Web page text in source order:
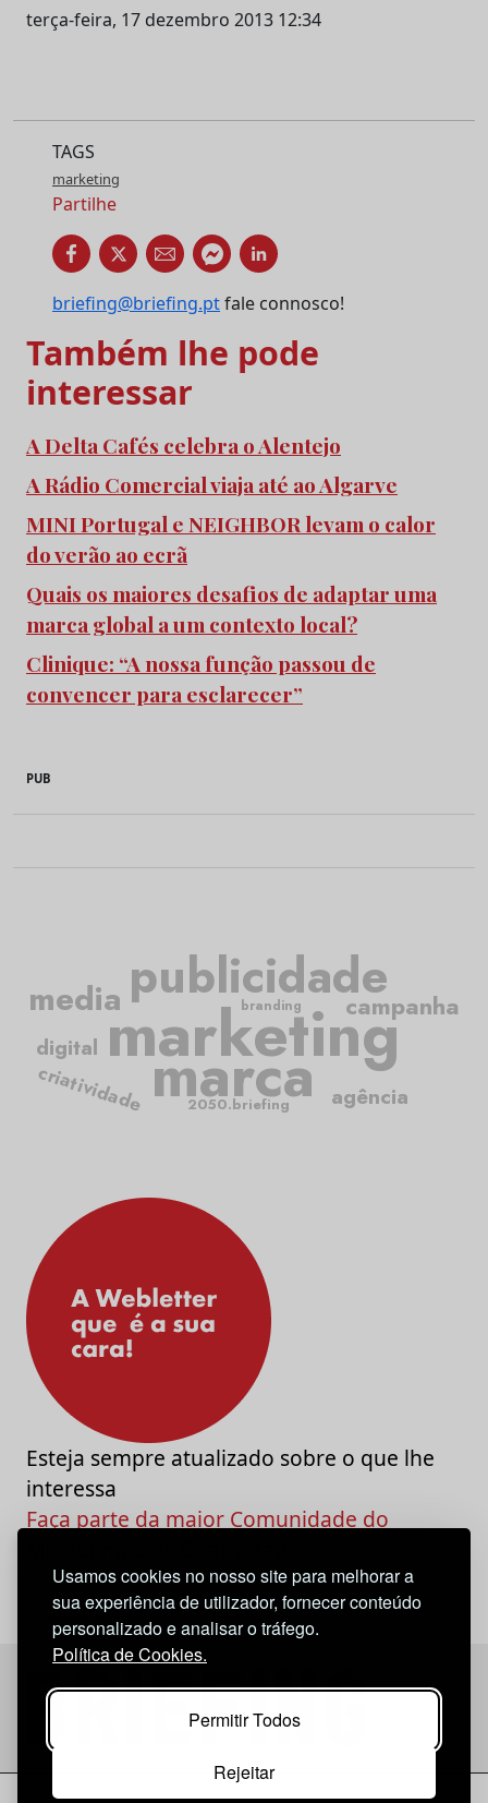
Usamos cookies no nosso site para melhorar a
sua experiência de utilizador, fornecer conteúdo
personalizado e analisar o tráfego.
Política de Cookies.
Permitir Todos
Rejeitar
terça-feira, 17 dezembro 2013 12:34
TAGS
marketing
Partilhe
briefing@briefing.ptfale connosco!
Também lhe pode
interessar
A Delta Cafés celebra o Alentejo
A Rádio Comercial viaja até ao Algarve
MINI Portugal e NEIGHBOR levam o calor
do verão ao ecrã
Quais os maiores desafios de adaptar uma
marca global a um contexto local?
Clinique: “A nossa função passou de
convencer para esclarecer”
PUB
marketing
publicidade
marca
criatividade
campanha
media
agência
digital
2050.briefing
branding
Esteja sempre atualizado sobre o que lhe
interessa
Faça parte da maior Comunidade do